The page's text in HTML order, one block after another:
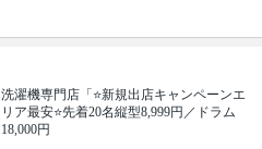
洗濯機専門店「⭐新規出店キャンペーンエ
リア最安⭐先着20名縦型8,999円／ドラム
18,000円